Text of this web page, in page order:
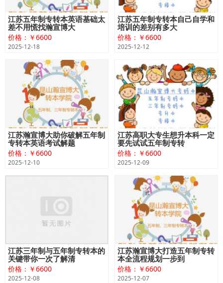
江苏五年制专转本英语基础太
差不用慌找瀚宣博大
价格：￥6600
2025-12-18
江苏五年制专转本自己自学和
培训的差别有多大
价格：￥6600
2025-12-12
江苏瀚宣博大助你破解五年制
专转本英语考试解题
价格：￥6600
2025-12-10
江苏高职大专生想升本科一定
要先试试五年制专转
价格：￥6600
2025-12-09
江苏三年制与五年制专转本的
关键带你一次了解清
价格：￥6600
2025-12-08
江苏瀚宣博大打造五年制专转
本全流程规划一步到
价格：￥6600
2025-12-07